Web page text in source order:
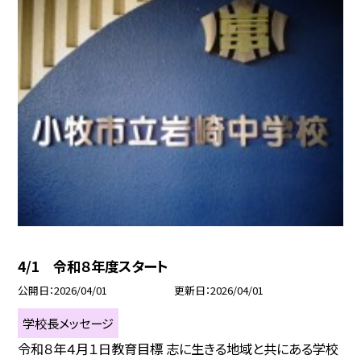
4/1 令和８年度スタート
公開日 2026/04/01 更新日 2026/04/01
学校長メッセージ
令和８年４月１日教育目標 志に生きる地域と共にある学校